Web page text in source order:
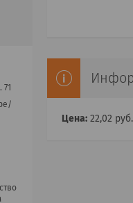
Цена: 22,02 руб.